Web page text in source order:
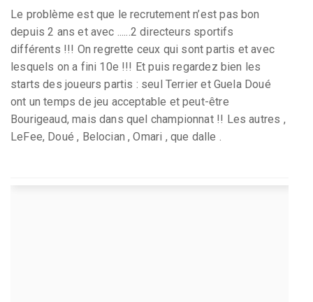
Le problème est que le recrutement n’est pas bon
depuis 2 ans et avec ......2 directeurs sportifs
différents !!! On regrette ceux qui sont partis et avec
lesquels on a fini 10e !!! Et puis regardez bien les
starts des joueurs partis : seul Terrier et Guela Doué
ont un temps de jeu acceptable et peut-être
Bourigeaud, mais dans quel championnat !! Les autres ,
LeFee, Doué , Belocian , Omari , que dalle .